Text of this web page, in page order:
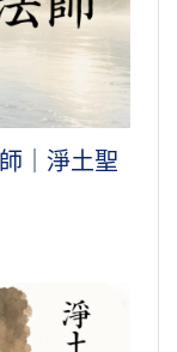
｜淨土聖